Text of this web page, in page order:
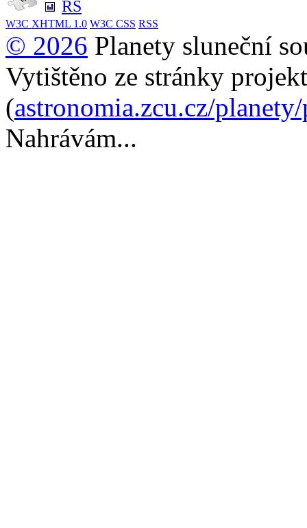
RS
W3C XHTML 1.0 W3C CSS RSS
© 2026 Planety sluneční
Vytištěno ze stránky
(astronomia.zcu.cz/
Nahrávám...